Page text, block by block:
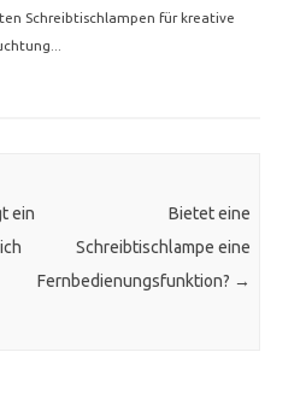
Schreibtischlampen für kreative
ein
Bietet eine
Schreibtischlampe eine
Fernbedienungsfunktion? →